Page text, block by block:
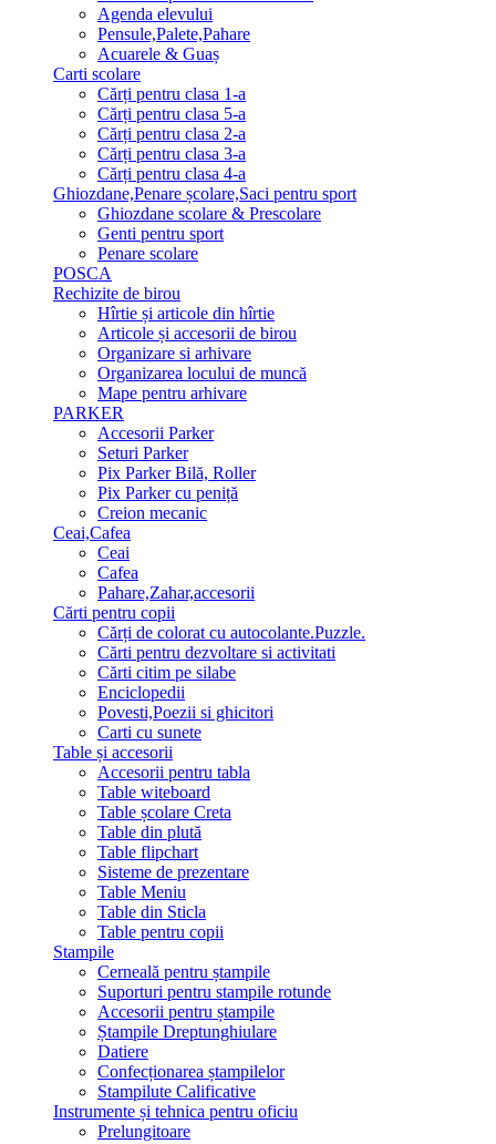
Agenda elevului
Pensule,Palete,Pahare
Acuarele & Guaș
Carti scolare
Cărți pentru clasa 1-a
Cărți pentru clasa 5-a
Cărți pentru clasa 2-a
Cărți pentru clasa 3-a
Cărți pentru clasa 4-a
Ghiozdane,Penare școlare,Saci pentru sport
Ghiozdane scolare & Prescolare
Genti pentru sport
Penare scolare
POSCA
Rechizite de birou
Hîrtie și articole din hîrtie
Articole și accesorii de birou
Organizare si arhivare
Organizarea locului de muncă
Mape pentru arhivare
PARKER
Accesorii Parker
Seturi Parker
Pix Parker Bilă, Roller
Pix Parker cu peniță
Creion mecanic
Ceai,Cafea
Ceai
Cafea
Pahare,Zahar,accesorii
Cărti pentru copii
Cărți de colorat cu autocolante.Puzzle.
Сărti pentru dezvoltare si activitati
Cărti citim pe silabe
Enciclopedii
Povesti,Poezii si ghicitori
Carti cu sunete
Table și accesorii
Accesorii pentru tabla
Table witeboard
Table școlare Creta
Table din plută
Table flipchart
Sisteme de prezentare
Table Meniu
Table din Sticla
Table pentru copii
Stampile
Cerneală pentru ștampile
Suporturi pentru stampile rotunde
Accesorii pentru ștampile
Ștampile Dreptunghiulare
Datiere
Confecționarea ștampilelor
Stampilute Calificative
Instrumente și tehnica pentru oficiu
Prelungitoare